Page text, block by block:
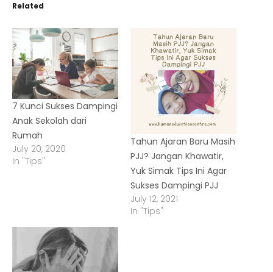
Related
7 Kunci Sukses Dampingi
Anak Sekolah dari
Rumah
July 20, 2020
In "Tips"
Tahun Ajaran Baru Masih
PJJ? Jangan Khawatir,
Yuk Simak Tips Ini Agar
Sukses Dampingi PJJ
July 12, 2021
In "Tips"